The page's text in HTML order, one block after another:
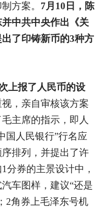
方案。 7月10日，陈
中共中央作出《关
了印铸新币的3种方
上报了人民币的设
，亲自审核该方案
主席的指示，即人
国人民银行”行名应
排列，并提出了许
分券的主景设计中，
车图样，建议“还是
2角券上毛泽东号机